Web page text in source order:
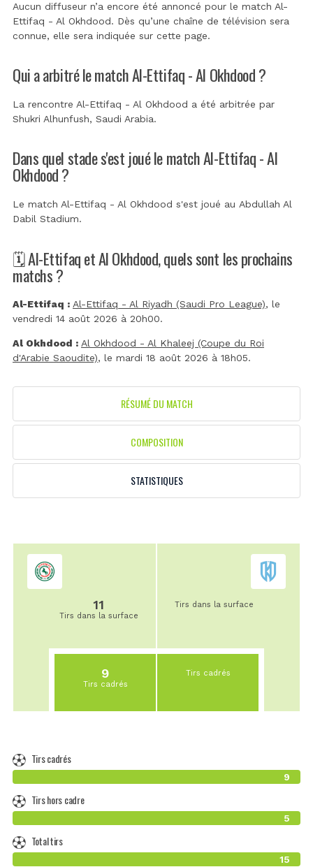
Aucun diffuseur n’a encore été annoncé pour le match Al-
Ettifaq - Al Okhdood. Dès qu’une chaîne de télévision sera
connue, elle sera indiquée sur cette page.
Qui a arbitré le match Al-Ettifaq - Al Okhdood ?
La rencontre Al-Ettifaq - Al Okhdood a été arbitrée par
Shukri Alhunfush, Saudi Arabia.
Dans quel stade s'est joué le match Al-Ettifaq - Al
Okhdood ?
Le match Al-Ettifaq - Al Okhdood s'est joué au Abdullah Al
Dabil Stadium.
🗓️ Al-Ettifaq et Al Okhdood, quels sont les prochains
matchs ?
Al-Ettifaq : Al-Ettifaq - Al Riyadh (Saudi Pro League), le
vendredi 14 août 2026 à 20h00.
Al Okhdood : Al Okhdood - Al Khaleej (Coupe du Roi
d'Arabie Saoudite), le mardi 18 août 2026 à 18h05.
RÉSUMÉ DU MATCH
COMPOSITION
STATISTIQUES
11
Tirs dans la surface
9
Tirs cadrés
Tirs dans la surface
Tirs cadrés
Tirs cadrés
9
Tirs hors cadre
5
Total tirs
15